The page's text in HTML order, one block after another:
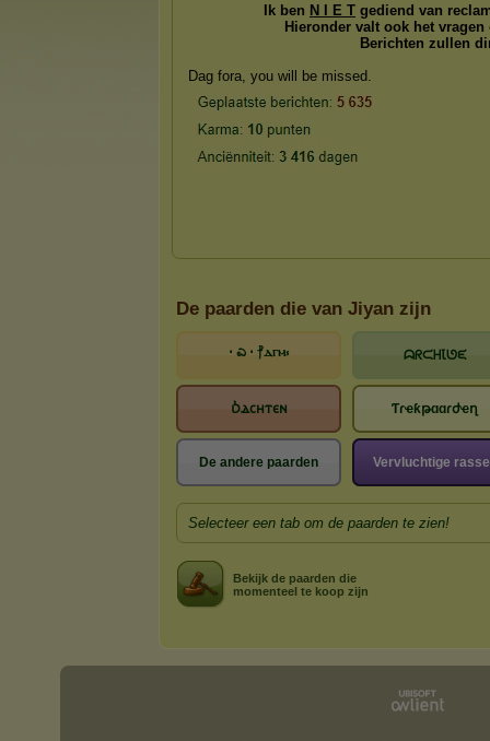
De paarden die van Jiyan zijn
⋅ ಎ ⋅ ⳨ⲇⲅⲙ⳽ ᗣᖇᙅᕼꙆᘎᙓ
Ⳳⲇⲥⲏⲧⲉⲛ Ƭɾҽƙթɑɑɾժҽղ
De andere paarden Vervluchtige
Selecteer een tab om de paarden te zien!
Bekijk de paarden die
momenteel te koop zijn